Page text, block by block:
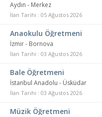
Aydın - Merkez
İlan Tarihi : 05 Ağustos 2026
Anaokulu Öğretmeni
İzmir - Bornova
İlan Tarihi : 03 Ağustos 2026
Bale Öğretmeni
İstanbul Anadolu - Üsküdar
İlan Tarihi : 03 Ağustos 2026
Müzik Öğretmeni